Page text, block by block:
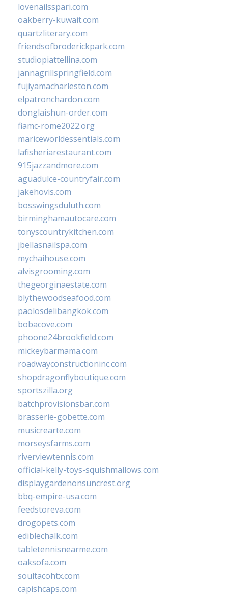
lovenailsspari.com
oakberry-kuwait.com
quartzliterary.com
friendsofbroderickpark.com
studiopiattellina.com
jannagrillspringfield.com
fujiyamacharleston.com
elpatronchardon.com
donglaishun-order.com
fiamc-rome2022.org
mariceworldessentials.com
lafisheriarestaurant.com
915jazzandmore.com
aguadulce-countryfair.com
jakehovis.com
bosswingsduluth.com
birminghamautocare.com
tonyscountrykitchen.com
jbellasnailspa.com
mychaihouse.com
alvisgrooming.com
thegeorginaestate.com
blythewoodseafood.com
paolosdelibangkok.com
bobacove.com
phoone24brookfield.com
mickeybarmama.com
roadwayconstructioninc.com
shopdragonflyboutique.com
sportszilla.org
batchprovisionsbar.com
brasserie-gobette.com
musicrearte.com
morseysfarms.com
riverviewtennis.com
official-kelly-toys-squishmallows.com
displaygardenonsuncrest.org
bbq-empire-usa.com
feedstoreva.com
drogopets.com
ediblechalk.com
tabletennisnearme.com
oaksofa.com
soultacohtx.com
capishcaps.com